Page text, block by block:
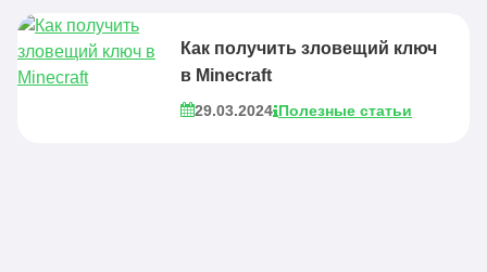
Как получить зловещий ключ
в Minecraft
29.03.2024 Полезные статьи